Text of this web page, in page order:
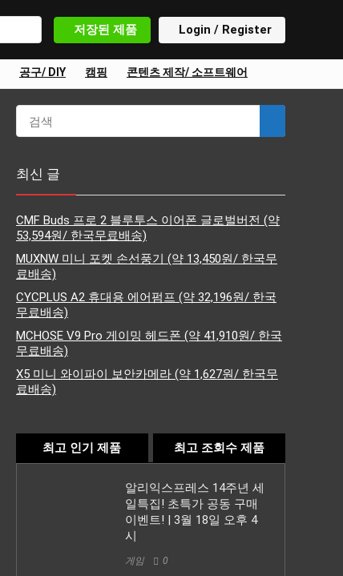
저장된 제품 Login / Register
공구/ DIY 캠핑 콘텐츠 제작/ 소프트웨어
최신 글
CMF Buds 프로 2 블루투스 이어폰 글로벌버전 (약
53,594원/ 한국무료배송)
MUXNW 미니 포켓 손선풍기 (약 13,450원/ 한국무
료배송)
CYCPLUS A2 휴대용 에어펌프 (약 32,196원/ 한국
무료배송)
MCHOSE V9 Pro 게이밍 헤드폰 (약 41,910원/ 한국
무료배송)
X5 미니 와이파이 보안카메라 (약 1,627원/ 한국무
료배송)
최고 인기 제품 최고 조회수 제품
알리익스프레스 14주년 세
일특집! 초특가 공동 구매
이벤트! | 3월 18일 오후 4
시
게임 0